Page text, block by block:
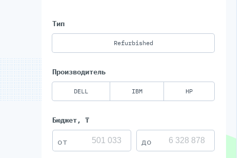
Тип
Refurbished
Производитель
DELL IBM HP
Бюджет, ₸